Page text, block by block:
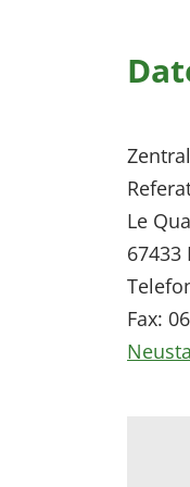
Le
Fax: